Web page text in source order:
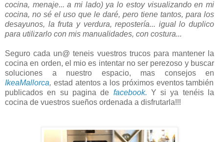
cocina, menaje... a mi lado) ya lo estoy visualizando en mi
cocina, no sé el uso que le daré, pero tiene tantos, para los
desayunos, la fruta y verdura, repostería... igual lo duplico
para utilizarlo con mis manualidades, con costura...
Seguro cada un@ teneis vuestros trucos para mantener la
cocina en orden, el mio es intentar no ser perezoso y buscar
soluciones a nuestro espacio, mas consejos en
IkeaMallorca, estad atentos a los próximos eventos también
publicados en su pagina de facebook. Y si ya tenéis la
cocina de vuestros sueños ordenada a disfrutarla!!!